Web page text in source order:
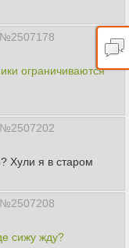
№2507178
ограничиваются
№2507202
Хули я в старом
№2507208
сижу жду?